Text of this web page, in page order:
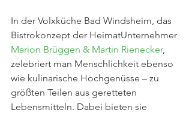
In der Volxküche Bad Windsheim, das
Bistrokonzept der HeimatUnternehmer
Marion Brüggen & Martin Rienecker,
zelebriert man Menschlichkeit ebenso
wie kulinarische Hochgenüsse – zu
größten Teilen aus geretteten
Lebensmitteln. Dabei bieten sie